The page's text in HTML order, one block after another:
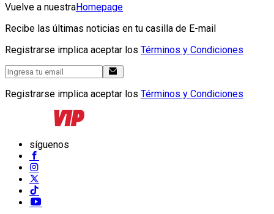
Vuelve a nuestraHomepage
Recibe las últimas noticias en tu casilla de E-mail
Registrarse implica aceptar los Términos y Condiciones
Registrarse implica aceptar los Términos y Condiciones
síguenos